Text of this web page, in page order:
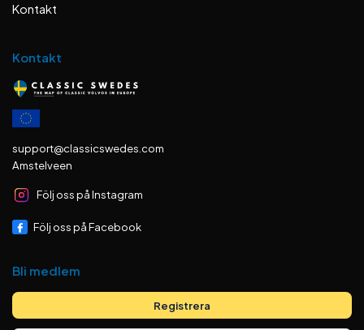
Kontakt
Kontakt
support@classicswedes.com
Amstelveen
Följ oss på Instagram
Följ oss på Facebook
Bli medlem
Registrera